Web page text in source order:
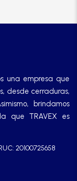
una empresa que
desde cerraduras,
brindamos
que TRAVEX es
20100725658